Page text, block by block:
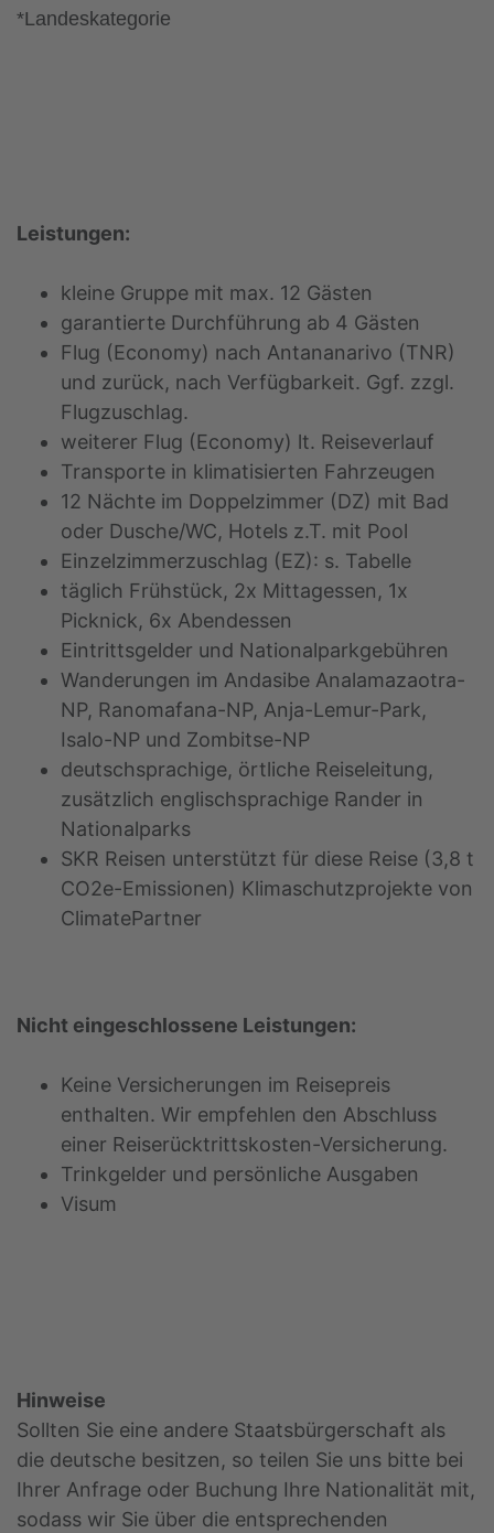
*Landeskategorie
Leistungen:
kleine Gruppe mit max. 12 Gästen
garantierte Durchführung ab 4 Gästen
Flug (Economy) nach Antananarivo (TNR)
und zurück, nach Verfügbarkeit. Ggf. zzgl.
Flugzuschlag.
weiterer Flug (Economy) lt. Reiseverlauf
Transporte in klimatisierten Fahrzeugen
12 Nächte im Doppelzimmer (DZ) mit Bad
oder Dusche/WC, Hotels z.T. mit Pool
Einzelzimmerzuschlag (EZ): s. Tabelle
täglich Frühstück, 2x Mittagessen, 1x
Picknick, 6x Abendessen
Eintrittsgelder und Nationalparkgebühren
Wanderungen im Andasibe Analamazaotra-
NP, Ranomafana-NP, Anja-Lemur-Park,
Isalo-NP und Zombitse-NP
deutschsprachige, örtliche Reiseleitung,
zusätzlich englischsprachige Rander in
Nationalparks
SKR Reisen unterstützt für diese Reise (3,8 t
CO2e-Emissionen) Klimaschutzprojekte von
ClimatePartner
Nicht eingeschlossene Leistungen:
Keine Versicherungen im Reisepreis
enthalten. Wir empfehlen den Abschluss
einer Reiserücktrittskosten-Versicherung.
Trinkgelder und persönliche Ausgaben
Visum
Hinweise
Sollten Sie eine andere Staatsbürgerschaft als
die deutsche besitzen, so teilen Sie uns bitte bei
Ihrer Anfrage oder Buchung Ihre Nationalität mit,
sodass wir Sie über die entsprechenden